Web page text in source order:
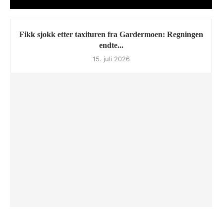
Fikk sjokk etter taxituren fra Gardermoen: Regningen
endte...
15. juli 2026